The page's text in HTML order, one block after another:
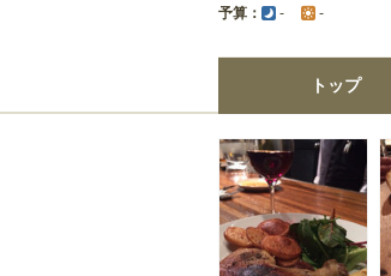
予算： - -
トップ